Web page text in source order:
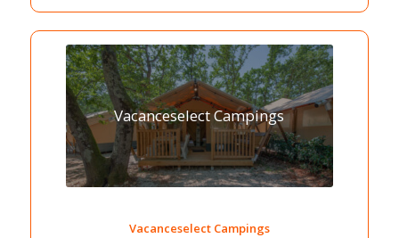
Vacanceselect Campings
Vacanceselect Campings